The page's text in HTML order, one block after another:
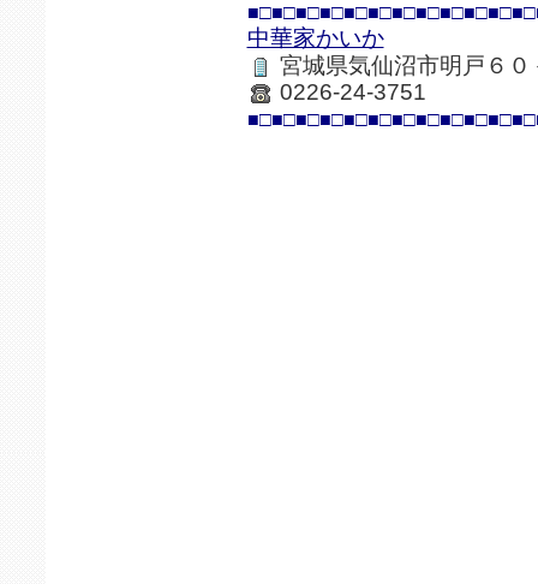
中華家かいか
宮城県気仙沼市明戸６０
0226-24-3751